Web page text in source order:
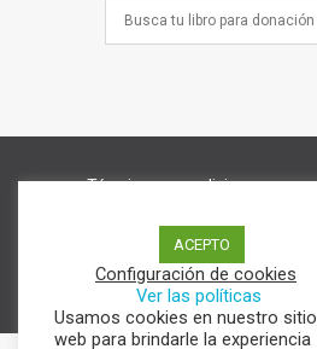
Términos y condiciones
Política de cookies
ACEPTO
Configuración de cookies
Ver las políticas
Usamos cookies en nuestro sitio
web para brindarle la experiencia